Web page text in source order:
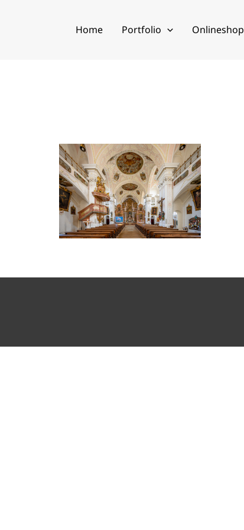
Home Portfolio Onlineshop